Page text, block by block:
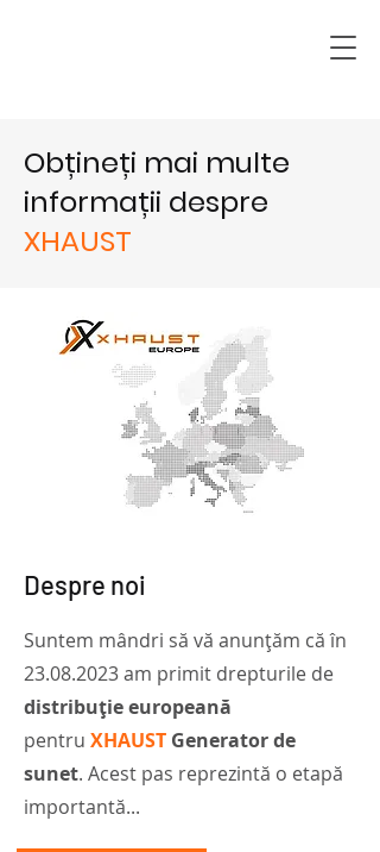
Obțineți mai multe
informații despre
XHAUST
Despre noi
Suntem mândri să vă anunțăm că în
23.08.2023am primit drepturile de
distribuție europeană
pentru XHAUST Generator de
sunet. Acest pas reprezintă o etapă
importantă...